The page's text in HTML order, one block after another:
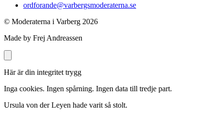
ordforande@varbergsmoderaterna.se
© Moderaterna i Varberg 2026
Made by Frej Andreassen
Här är din integritet trygg
Inga cookies. Ingen spårning. Ingen data till tredje part.
Ursula von der Leyen hade varit så stolt.